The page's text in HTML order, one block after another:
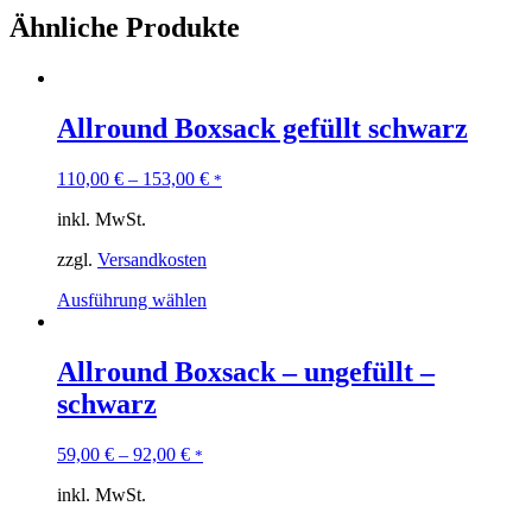
Ähnliche Produkte
Allround Boxsack gefüllt schwarz
110,00 € – 153,00 € *
inkl. MwSt.
zzgl. Versandkosten
Ausführung wählen
Allround Boxsack – ungefüllt –
schwarz
59,00 € – 92,00 € *
inkl. MwSt.